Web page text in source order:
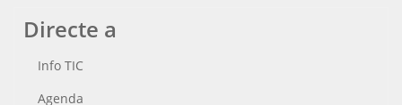
Directe a
Info TIC
Agenda